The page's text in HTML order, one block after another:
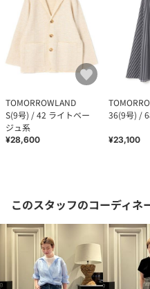
TOMORROWLAND
S(9号) / 42 ライトベー
ジュ系
¥28,600
36(9号) /
¥23,100
このスタッフのコーディネ